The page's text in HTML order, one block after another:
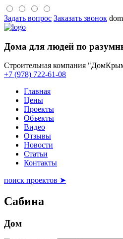
Задать вопрос Заказать звонок
Дома для людей по
Строительная компания
+7 (978) 722-61-08
Главная
Цены
Проекты
Объекты
Видео
Отзывы
Новости
Статьи
Контакты
поиск проектов ➤
Сабина
Дом